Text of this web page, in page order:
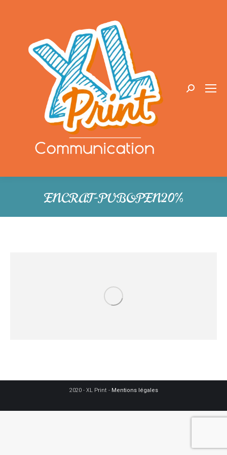
Recherche
ENCRAT-PUBOPEN20%
2020 - XL Print - Mentions légales